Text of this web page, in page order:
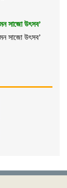
সাজো উৎসব’
সাজো উৎসব’